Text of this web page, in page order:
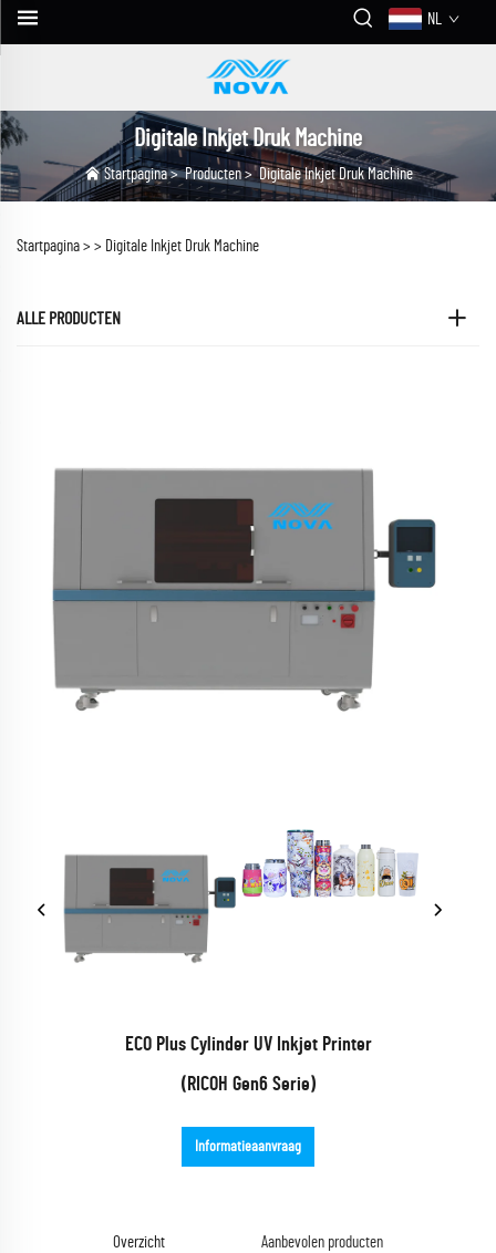
NL
Digitale Inkjet Druk Machine
Startpagina>Producten>Digitale Inkjet Druk Machine
Startpagina > > Digitale Inkjet Druk Machine
ALLE PRODUCTEN
ECO Plus Cylinder UV Inkjet Printer
(RICOH Gen6 Serie)
Informatieaanvraag
Overzicht Aanbevolen producten